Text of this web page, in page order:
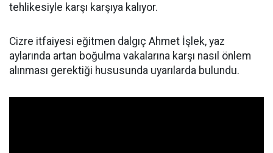
tehlikesiyle karşı karşıya kalıyor.
Cizre itfaiyesi eğitmen dalgıç Ahmet İşlek, yaz
aylarında artan boğulma vakalarına karşı nasıl önlem
alınması gerektiği hususunda uyarılarda bulundu.